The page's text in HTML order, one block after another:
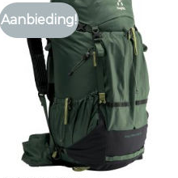
Aanbieding!